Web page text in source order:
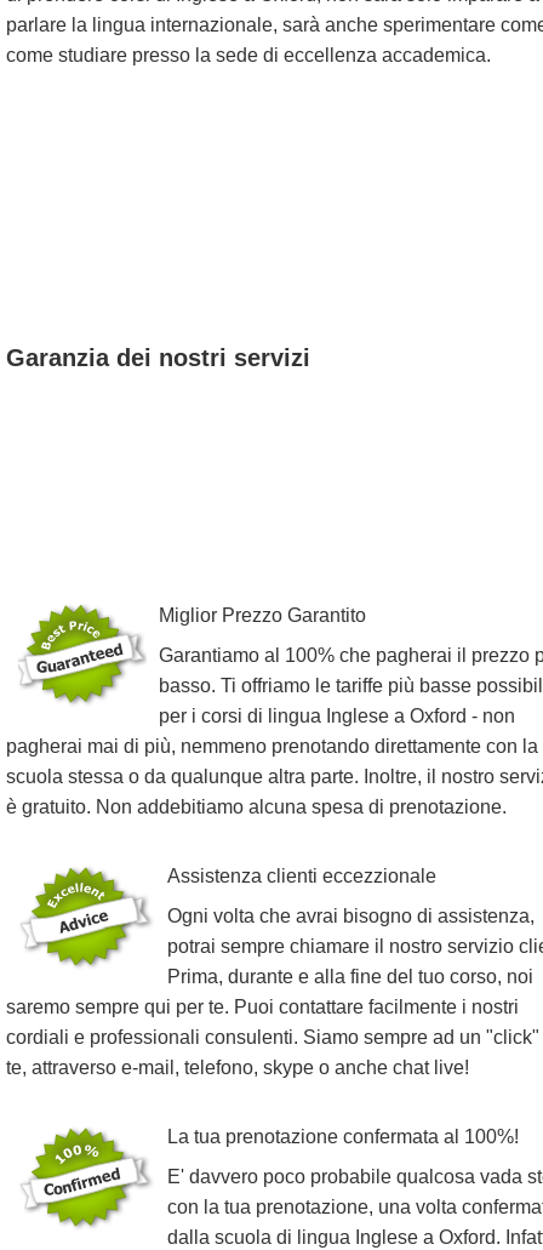
parlare la lingua internazionale, sarà anche sperimentare
come studiare presso la sede di eccellenza accademica.
Garanzia dei nostri servizi
Miglior Prezzo Garantito
Garantiamo al 100% che pagherai il prezzo
basso. Ti offriamo le tariffe più basse
per i corsi di lingua Inglese a Oxford - non
pagherai mai di più, nemmeno prenotando direttamente con la
scuola stessa o da qualunque altra parte. Inoltre, il nostro
è gratuito. Non addebitiamo alcuna spesa di prenotazione.
Assistenza clienti eccezzionale
Ogni volta che avrai bisogno di assistenza,
potrai sempre chiamare il nostro servizio
Prima, durante e alla fine del tuo corso, noi
saremo sempre qui per te. Puoi contattare facilmente i nostri
cordiali e professionali consulenti. Siamo sempre ad un "click"
te, attraverso e-mail, telefono, skype o anche chat live!
La tua prenotazione confermata al 100%!
E' davvero poco probabile qualcosa vada
con la tua prenotazione, una volta
dalla scuola di lingua Inglese a Oxford.